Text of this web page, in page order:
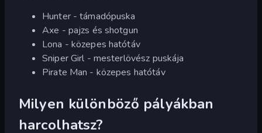
Hunter - támadópuska
Axe - pajzs és shotgun
Lona - közepes hatótáv
Sniper Girl - mesterlövész puskája
Pirate Man - közepes hatótáv
Milyen különböző pályákban
harcolhatsz?